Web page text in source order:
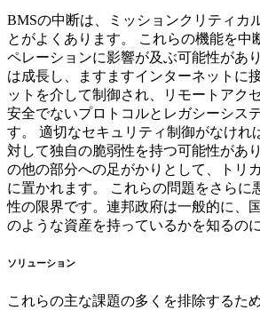
BMSの中断は、ミッションクリティカ
とがよくあります。 これらの機能を中
ペレーションに影響が及ぶ可能性があ
は成長し、ますますインターネットに
ットを介して制御され、リモートアク
安全でないプロトコルとレガシーシス
す。 適切なセキュリティ制御がなけれ
対して独自の脆弱性を持つ可能性があ
の他の部分への足がかりとして、トリ
に置かれます。 これらの問題をさらに
性の限界です。連邦政府は一般的に、
のような資産を持っているかを知るの
ソリューション
これらの主な課題の多くを排除するた